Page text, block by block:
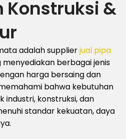
Konstruksi &
adalah supplierjual pipa
berbagai jenis
harga bersaing dan
bahwa kebutuhan
konstruksi, dan
standar kekuatan, daya